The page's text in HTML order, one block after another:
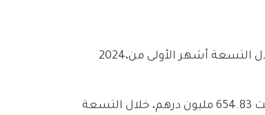
وبلغت‭ ‬أرباح‭ ‬الشركة‭ ‬441‭.‬9‭ ‬مليون‭ ‬درهم‭ ‬خلال‭ ‬التسعة‭ ‬أشهر‭ ‬الأولى‭ ‬من‭ ‬2025،‭ ‬مقابل‭ ‬أرباح‭ ‬بلغت‭ ‬303‭.‬5‭ ‬مليون‭ ‬درهم‭ ‬خلال‭ ‬التسعة‭ ‬أشهر‭ ‬الأولى‭ ‬من‭ ‬2024،‭